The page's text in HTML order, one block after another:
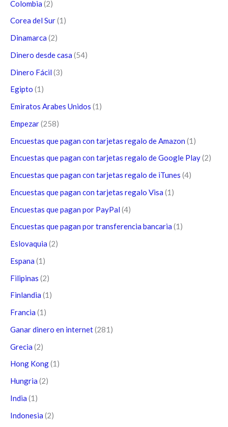
Colombia (2)
Corea del Sur(1)
Dinamarca (2)
Dinero desde casa (54)
Dinero Fácil (3)
Egipto (1)
Emiratos Arabes Unidos (1)
Empezar(258)
Encuestas que pagan con tarjetas regalo de Amazon (1)
Encuestas que pagan con tarjetas regalo de Google Play(2)
Encuestas que pagan con tarjetas regalo de iTunes (4)
Encuestas que pagan con tarjetas regalo Visa (1)
Encuestas que pagan por PayPal (4)
Encuestas que pagan por transferencia bancaria (1)
Eslovaquia (2)
Espana (1)
Filipinas (2)
Finlandia (1)
Francia (1)
Ganar dinero en internet(281)
Grecia (2)
Hong Kong(1)
Hungria (2)
India (1)
Indonesia (2)